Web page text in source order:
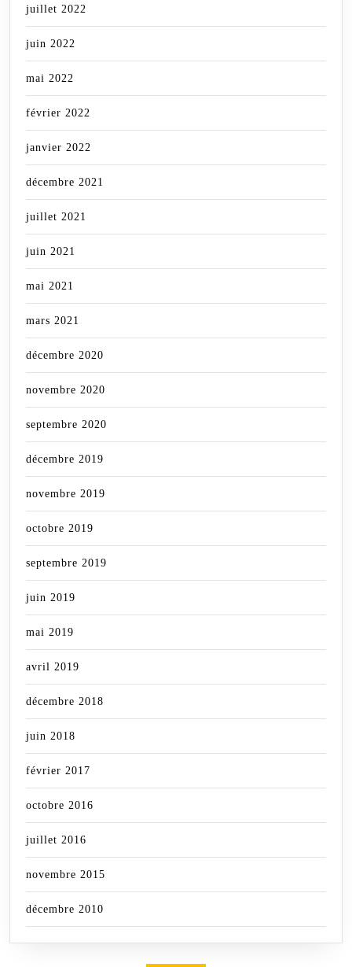
juillet 2022
juin 2022
mai 2022
février 2022
janvier 2022
décembre 2021
juillet 2021
juin 2021
mai 2021
mars 2021
décembre 2020
novembre 2020
septembre 2020
décembre 2019
novembre 2019
octobre 2019
septembre 2019
juin 2019
mai 2019
avril 2019
décembre 2018
juin 2018
février 2017
octobre 2016
juillet 2016
novembre 2015
décembre 2010